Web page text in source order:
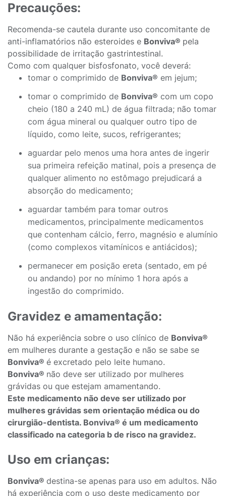
Precauções:
Recomenda-se cautela durante uso concomitante de
anti-inflamatórios não esteroides e Bonviva® pela
possibilidade de irritação gastrintestinal.
Como com qualquer bisfosfonato, você deverá:
tomar o comprimido de Bonviva® em jejum;
tomar o comprimido de Bonviva® com um copo
cheio (180 a 240 mL) de água filtrada; não tomar
com água mineral ou qualquer outro tipo de
líquido, como leite, sucos, refrigerantes;
aguardar pelo menos uma hora antes de ingerir
sua primeira refeição matinal, pois a presença de
qualquer alimento no estômago prejudicará a
absorção do medicamento;
aguardar também para tomar outros
medicamentos, principalmente medicamentos
que contenham cálcio, ferro, magnésio e alumínio
(como complexos vitamínicos e antiácidos);
permanecer em posição ereta (sentado, em pé
ou andando) por no mínimo 1 hora após a
ingestão do comprimido.
Gravidez e amamentação:
Não há experiência sobre o uso clínico de Bonviva®
em mulheres durante a gestação e não se sabe se
Bonviva® é excretado pelo leite humano.
Bonviva® não deve ser utilizado por mulheres
grávidas ou que estejam amamentando.
Este medicamento não deve ser utilizado por
mulheres grávidas sem orientação médica ou do
cirurgião-dentista. Bonviva® é um medicamento
classificado na categoria b de risco na gravidez.
Uso em crianças:
Bonviva® destina-se apenas para uso em adultos. Não
há experiência com o uso deste medicamento por